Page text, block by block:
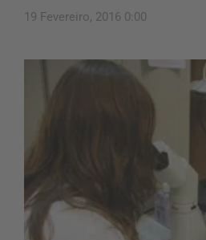
19 Fevereiro, 2016 0:00